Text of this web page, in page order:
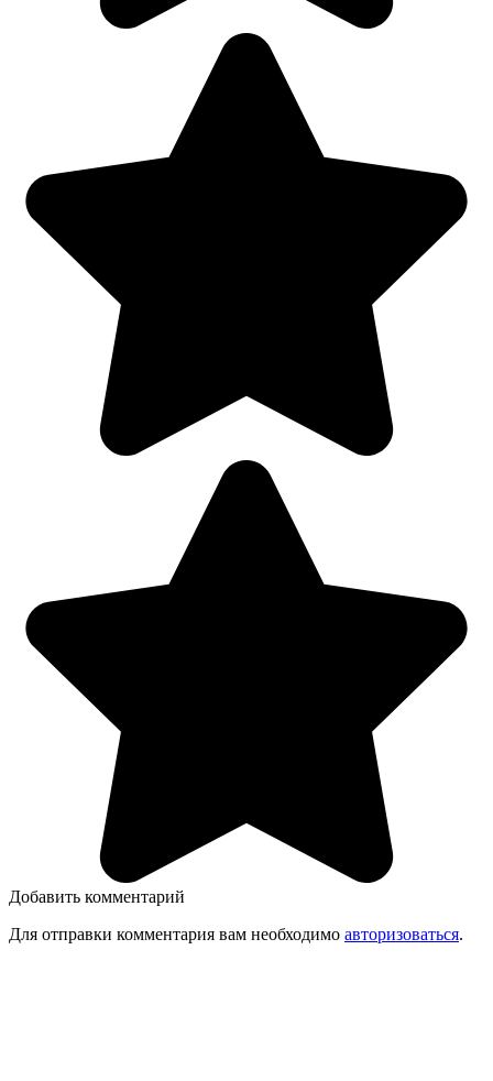
Добавить комментарий
Для отправки комментария вам необходимо авторизоваться.